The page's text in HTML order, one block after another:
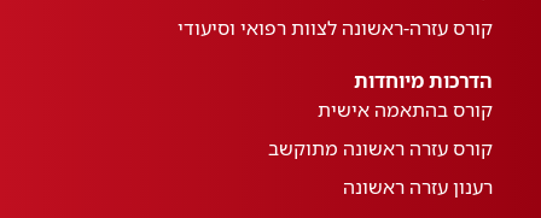
קורס עזרה-ראשונה לצוות רפואי וסיעודי
הדרכות מיוחדות
קורס בהתאמה אישית
קורס עזרה ראשונה מתוקשב
רענון עזרה ראשונה